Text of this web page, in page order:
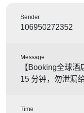
Sender
106950272352
Message
【Booking全球
15 分钟，勿泄漏
Time